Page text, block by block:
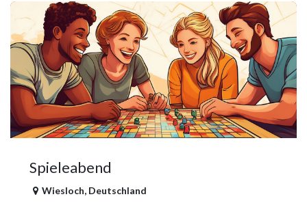
Spieleabend
Wiesloch, Deutschland